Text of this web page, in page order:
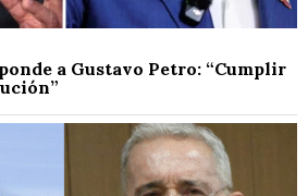
a Gustavo Petro: “Cumplir